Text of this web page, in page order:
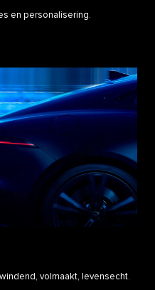
en personalisering.
volmaakt, levensecht.